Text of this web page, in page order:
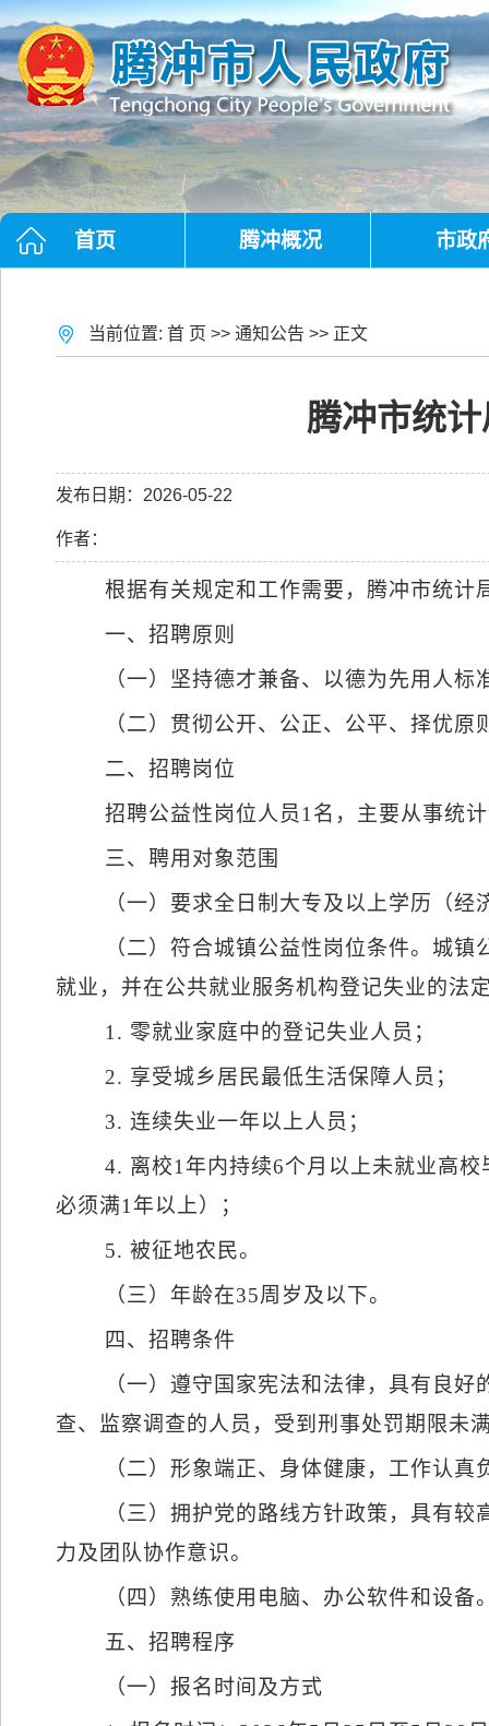
首页 腾冲概况 市政
当前位置: 首 页 >> 通知公告 >> 正文
腾冲市统
发布日期：2026-05-22
作者：
根据有关规定和工作需要，腾冲市统计
一、招聘原则
（一）坚持德才兼备、以德为先用人标
（二）贯彻公开、公正、公平、择优原
二、招聘岗位
招聘公益性岗位人员1 名，主要从事统
三、聘用对象范围
（一）要求全日制大专及以上学历（
（二）符合城镇公益性岗位条件。城
就业，并在公共就业服务机构登记失业的法
1. 零就业家庭中的登记失业人员；
2. 享受城乡居民最低生活保障人员；
3. 连续失业一年以上人员；
4. 离校1 年内持续6个月以上未就业高校
必须满1 年以上）；
5. 被征地农民。
（三）年龄在35周岁及以下。
四、招聘条件
（一）遵守国家宪法和法律，具有良
查、监察调查的人员，受到刑事处罚期限未
（二）形象端正、身体健康，工作认
（三）拥护党的路线方针政策，具有
力及团队协作意识。
（四）熟练使用电脑、办公软件和设备
五、招聘程序
（一）报名时间及方式